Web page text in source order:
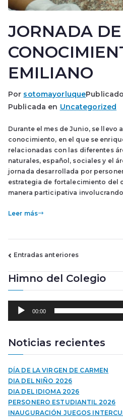
JORNADA DE
EMILIANO
Por sotomayorluque
Publicada en Uncategorized
Durante el mes de Junio, se llevo
conocimiento, en el que se
relacionadas con las diferentes
naturales, español, sociales y el
jornada desarrollada por
estrategia de fortalecimiento del
manera participativa
Leer más
Navegación
de
entradas
Entradas anteriores
Himno del Colegio
o
u
c
t
o
r
00:00
Noticias recientes
DÍA DE LA VIRGEN DE CARMEN
DIA DEL NIÑO 2026
DIA DEL IDIOMA 2026
PERSONERO ESTUDIANTIL 2026
INAUGURACIÓN JUEGOS